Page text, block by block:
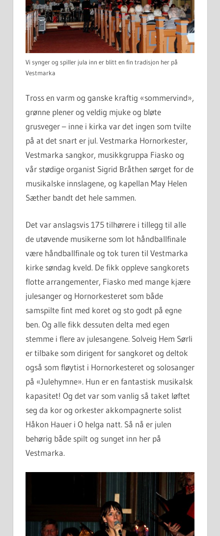
Vi synger og spiller jula inn er blitt en fin tradisjon her på
Vestmarka
Tross en varm og ganske kraftig «sommervind»,
grønne plener og veldig mjuke og bløte
grusveger – inne i kirka var det ingen som tvilte
på at det snart er jul. Vestmarka Hornorkester,
Vestmarka sangkor, musikkgruppa Fiasko og
vår stødige organist Sigrid Bråthen sørget for de
musikalske innslagene, og kapellan May Helen
Sæther bandt det hele sammen.
Det var anslagsvis 175 tilhørere i tillegg til alle
de utøvende musikerne som lot håndballfinale
være håndballfinale og tok turen til Vestmarka
kirke søndag kveld. De fikk oppleve sangkorets
flotte arrangementer, Fiasko med mange kjære
julesanger og Hornorkesteret som både
samspilte fint med koret og sto godt på egne
ben. Og alle fikk dessuten delta med egen
stemme i flere av julesangene. Solveig Hem Sørli
er tilbake som dirigent for sangkoret og deltok
også som fløytist i Hornorkesteret og solosanger
på «Julehymne». Hun er en fantastisk musikalsk
kapasitet! Og det var som vanlig så taket løftet
seg da kor og orkester akkompagnerte solist
Håkon Hauer i O helga natt. Så nå er julen
behørig både spilt og sunget inn her på
Vestmarka.